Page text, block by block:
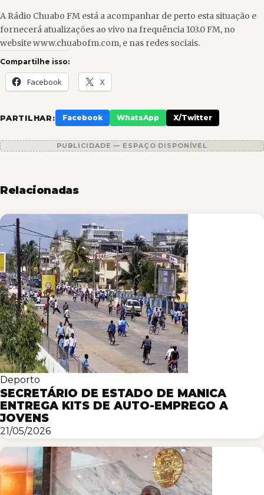
A Rádio Chuabo FM está a acompanhar de perto esta situação e
fornecerá atualizações ao vivo na frequência 103.0 FM, no
website www.chuabofm.com, e nas redes sociais.
Compartilhe isso:
Facebook X
PARTILHAR: Facebook WhatsApp X/Twitter
PUBLICIDADE — ESPAÇO DISPONÍVEL
Relacionadas
Deporto
SECRETÁRIO DE ESTADO DE MANICA
ENTREGA KITS DE AUTO-EMPREGO A
JOVENS
21/05/2026